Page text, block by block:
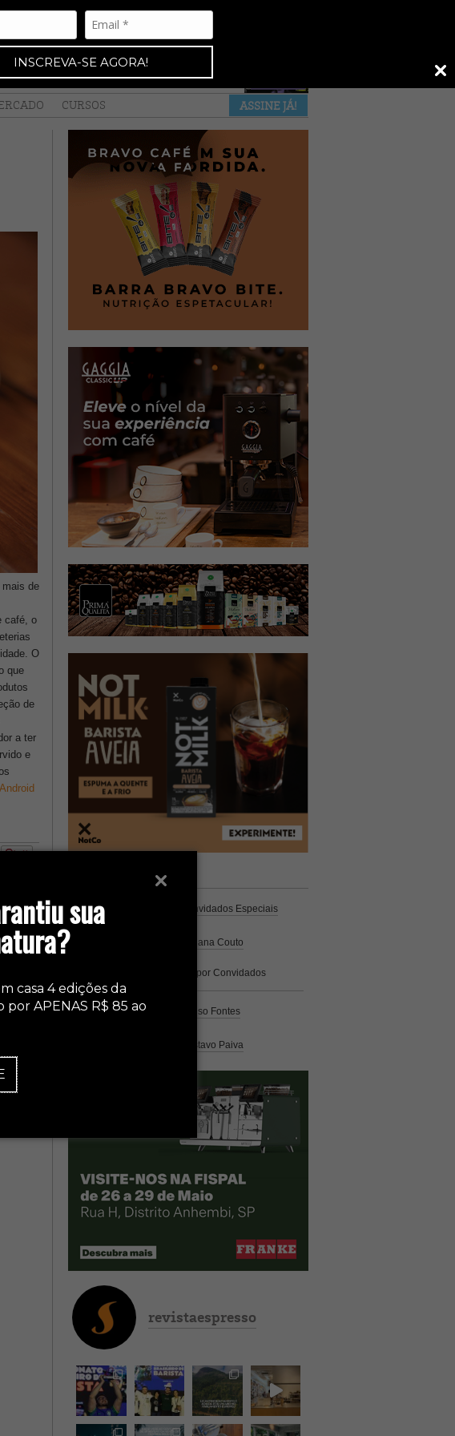
sua
casa 4 edições da
por APENAS R$ 85 ao
INSCREVA-SE AGORA!
•NAS BANCAS
ASSINE JÁ!
CURSOS
mais de
café, o
O
que
de
a ter
e
Android
Espresso
Coluna Café por Convidados Especiais
por Cristiana Couto
por Convidados
Especiais
Análisepor Caio Alonso Fontes
por Gustavo Paiva
revistaespresso